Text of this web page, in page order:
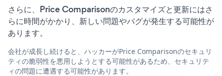
さらに、Price Comparisonのカスタマイズと更新にはさ
らに時間がかかり、新しい問題やバグが発生する可能性が
あります。
会社が成長し続けると、ハッカーがPrice Comparisonのセキュリ
ティの脆弱性を悪用しようとする可能性があるため、セキュリテ
ィの問題に遭遇する可能性があります。